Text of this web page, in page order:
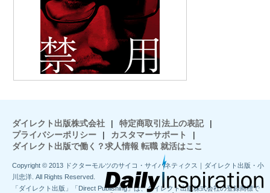
ダイレクト出版株式会社 | 特定商取引法上の表記
|
プライバシーポリシー
| カスタマーサポート
|
ダイレクト出版で働く？求人情報 転職 就活はここ
Copyright © 2013 ドクターモルツのサイコ・サイバネティクス｜ダイレクト出版・小
川忠洋. All Rights Reserved.
「ダイレクト出版」「Direct Publishing」は、ダイレクト出版株式会社の登録商標で